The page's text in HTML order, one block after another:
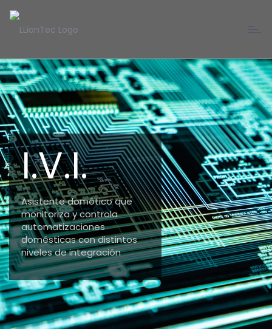
I.V.I.
Asistente domótico que
monitoriza y controla
automatizaciones
domésticas con distintos
niveles de integración